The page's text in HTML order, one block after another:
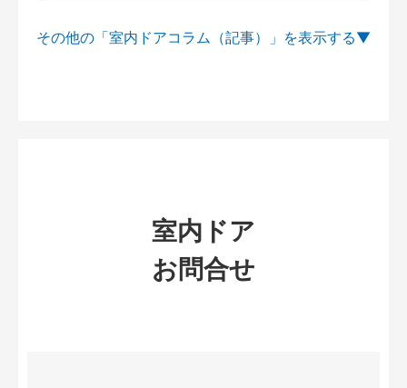
その他の「室内ドアコラム（記事）」を
室内ドア
お問合せ